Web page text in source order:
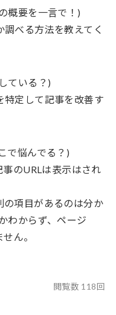
概要を一言で！)
べる方法を教えてく
ている？)
特定して記事を改善す
で悩んでる？)
のURLは表示はされ
の項目があるのは分か
わからず、ページ
ん。
閲覧数 118回